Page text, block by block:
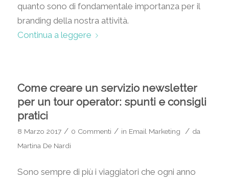
quanto sono di fondamentale importanza per il
branding della nostra attività.
Continua a leggere
Come creare un servizio newsletter
per un tour operator: spunti e consigli
pratici
8 Marzo 2017 / 0 Commenti / in Email Marketing / da
Martina De Nardi
Sono sempre di più i viaggiatori che ogni anno